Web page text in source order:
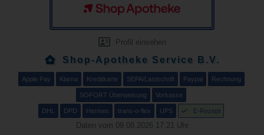
Profil einsehen
Shop-Apotheke Service B.V.
Apple Pay Klarna Kreditkarte SEPA/Lastschrift Paypal Rechnung
SOFORT Überweisung Vorkasse
DHL DPD Hermes trans-o-flex UPS E-Rezept
Daten vom 09.08.2026 17:21 Uhr